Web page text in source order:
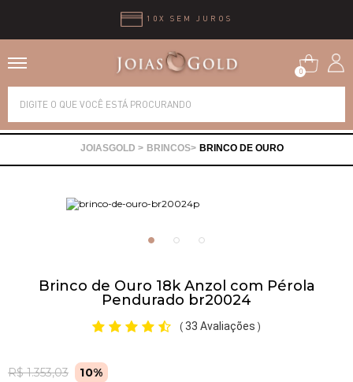
10X SEM JUROS
0
BRINCOS BRINCO DE OURO
Brinco de Ouro 18k Anzol com Pérola
Pendurado br20024
( 33 Avaliações )
R$ 1.353,03 10%
Alianças
Brincos
Gargantilhas